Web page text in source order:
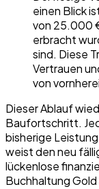
einen Blick
von 25.000
erbracht
sind. Diese
Vertrauen
von
Dieser Ablauf
Baufortschritt.
bisherige
weist den neu
lückenlose
Buchhaltung